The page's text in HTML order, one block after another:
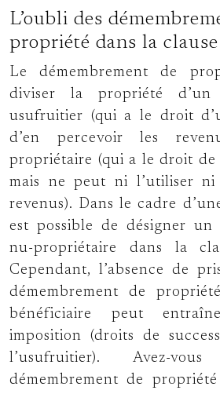
L’oubli des
propriété dans la
Le démembrement de
diviser la propriété
usufruitier (qui a le droit
d’en percevoir les
propriétaire (qui a le droit de
mais ne peut ni l’utiliser ni
revenus). Dans le cadre
est possible de désigner
nu-propriétaire dans la
Cependant, l’absence de
démembrement de
bénéficiaire peut
imposition (droits de
l’usufruitier). Avez-
démembrement de